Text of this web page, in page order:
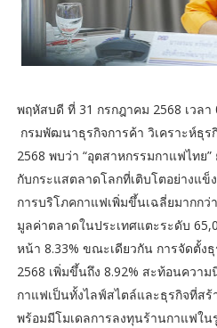
พฤหัสบดี ที่ 31 กรกฎาคม 2568 เวลา
กรมพัฒนาธุรกิจการค้า วิเคราะห์ธุ
2568 พบว่า “อุตสาหกรรมกาแฟไทย
กับกระแสตลาดโลกที่เติบโตอย่างแข็
การบริโภคกาแฟเพิ่มขึ้นเฉลี่ยมากก
มูลค่าตลาดในประเทศแตะระดับ
หน้า 8.33% ขณะเดียวกัน การจัดตั้ง
2568 เพิ่มขึ้นถึง 8.92% สะท้อนควา
กาแฟเป็นทั้งไลฟ์สไตล์และธุรกิจที่สร้
พร้อมมีโมเดลการลงทุนร้านกาแฟใ